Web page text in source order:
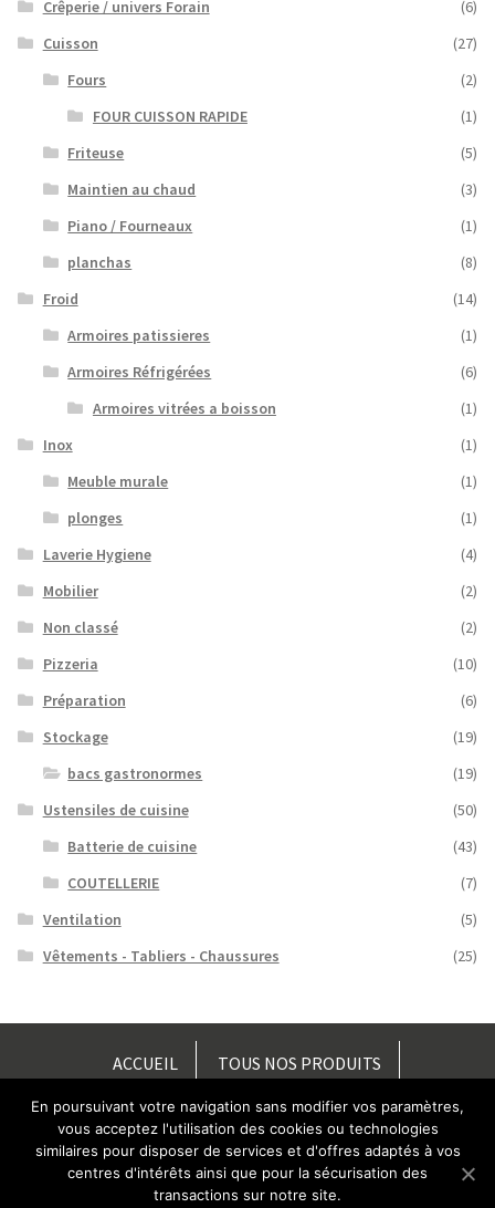
Crêperie / univers Forain
(6)
Cuisson
(27)
Fours
(2)
FOUR CUISSON RAPIDE
(1)
Friteuse
(5)
Maintien au chaud
(3)
Piano / Fourneaux
(1)
planchas
(8)
Froid
(14)
Armoires patissieres
(1)
Armoires Réfrigérées
(6)
Armoires vitrées a boisson
(1)
Inox
(1)
Meuble murale
(1)
plonges
(1)
Laverie Hygiene
(4)
Mobilier
(2)
Non classé
(2)
Pizzeria
(10)
Préparation
(6)
Stockage
(19)
bacs gastronormes
(19)
Ustensiles de cuisine
(50)
Batterie de cuisine
(43)
COUTELLERIE
(7)
Ventilation
(5)
Vêtements - Tabliers - Chaussures
(25)
ACCUEIL TOUS NOS PRODUITS
PIÈCES DÉTACHÉES ACCÈS / CONTACT
NOTRE SOCIÉTÉ ACTUS
En poursuivant votre navigation sans modifier vos paramètres,
vous acceptez l'utilisation des cookies ou technologies
similaires pour disposer de services et d'offres adaptés à vos
centres d'intérêts ainsi que pour la sécurisation des
transactions sur notre site.